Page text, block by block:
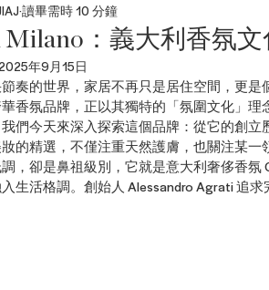
精選
Milano：義大利香氛
讀畢需時 10 分鐘
2025年9月15日
奏的世界，家居不再只是居住空間，更
香氛品牌，正以其獨特的「氛圍文化」
們今天來深入探索這個品牌：從它的創
的精選，不僅注重天然護膚，也關注某
，卻是鼻祖級別，它就是意大利奢侈香
生活格調。創始人 Alessandro Agrati 追